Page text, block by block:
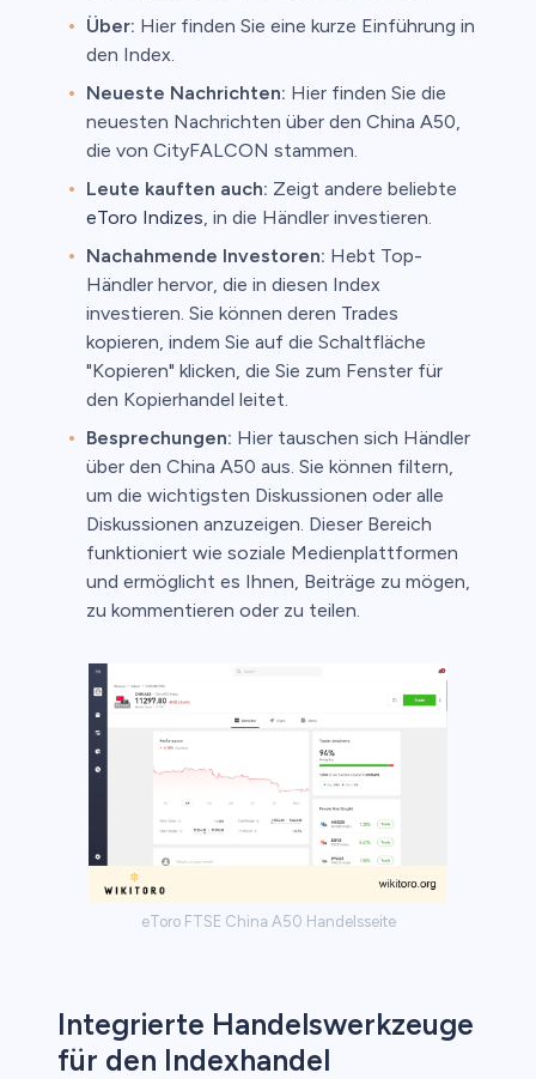
Über: Hier finden Sie eine kurze Einführung in
den Index.
Neueste Nachrichten: Hier finden Sie die
neuesten Nachrichten über den China A50,
die von CityFALCON stammen.
Leute kauften auch: Zeigt andere beliebte
eToro Indizes, in die Händler investieren.
Nachahmende Investoren: Hebt Top-
Händler hervor, die in diesen Index
investieren. Sie können deren Trades
kopieren, indem Sie auf die Schaltfläche
"Kopieren" klicken, die Sie zum Fenster für
den Kopierhandel leitet.
Besprechungen: Hier tauschen sich Händler
über den China A50 aus. Sie können filtern,
um die wichtigsten Diskussionen oder alle
Diskussionen anzuzeigen. Dieser Bereich
funktioniert wie soziale Medienplattformen
und ermöglicht es Ihnen, Beiträge zu mögen,
zu kommentieren oder zu teilen.
eToro FTSE China A50 Handelsseite
Integrierte Handelswerkzeuge
für den Indexhandel